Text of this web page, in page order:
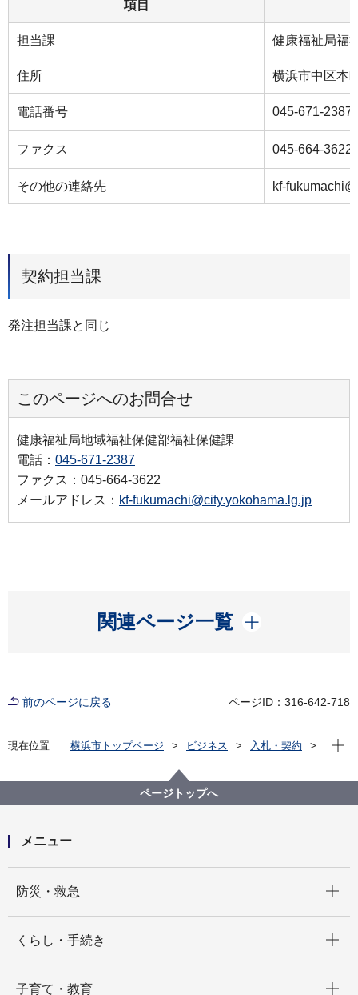
項目
担当課 健康福祉局福
住所 横浜市中区本
電話番号 045-671-2387
ファクス 045-664-3622
その他の連絡先 kf-
契約担当課
発注担当課と同じ
このページへのお問合せ
健康福祉局地域福祉保健部福祉保健課
電話： 045-671-2387
ファクス：045-664-3622
メールアドレス： kf-fukumachi@city.yokohama.lg.jp
関連ページ一覧
開く
前のページに戻る ページID：316-642-718
現在位置 横浜市トップページ ビジネス
入札・契約
【入札結果掲載】【公募型指名競争入札】横浜市福祉
のまちづくり条例施行規則の改正に係る業務委託
現在
ページトップへ
メニュー
防災・救急
くらし・手続き
子育て・教育